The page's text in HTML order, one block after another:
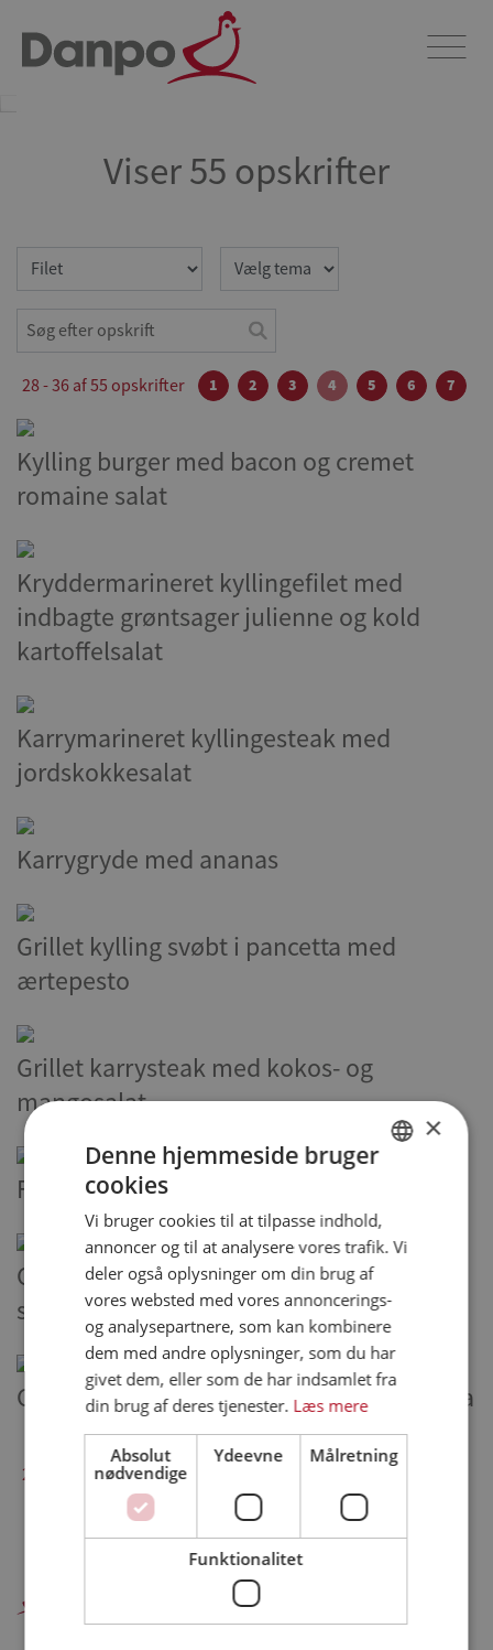
Opskrifter
Dyk ned i vores verden af fristende kyllingeopskrifter og lad dig
Viser 55 opskrifter
28 - 36 af 55 opskrifter 1 2 3 4 5 6 7
Kylling burger med bacon og cremet
romaine salat
Kryddermarineret kyllingefilet med
indbagte grøntsager julienne og kold
kartoffelsalat
Karrymarineret kyllingesteak med
jordskokkesalat
Karrygryde med ananas
Grillet kylling svøbt i pancetta med
ærtepesto
Grillet karrysteak med kokos- og
mangosalat
Fyldt kyllingebryst med rødbederåkost
Cæcars favoritsalat med saftig kylling,
sprøde parmesanchips & hvidløgsbrød
Chili-lime filet med passions-ananas salsa
28 - 36 af 55 opskrifter
ENGLISH
GERMAN
×
Denne hjemmeside bruger
cookies
Vi bruger cookies til at tilpasse indhold,
annoncer og til at analysere vores trafik. Vi
deler også oplysninger om din brug af
vores websted med vores annoncerings-
og analysepartnere, som kan kombinere
dem med andre oplysninger, som du har
givet dem, eller som de har indsamlet fra
din brug af deres tjenester. Læs mere
Absolut
nødvendige
Ydeevne Målretning
Funktionalitet